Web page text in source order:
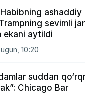
Habibning ashaddiy
sevimli
ekani aytildi
10:20
suddan
Chicago Bar